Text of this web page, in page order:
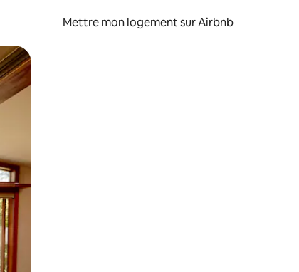
Mettre mon logement sur Airbnb